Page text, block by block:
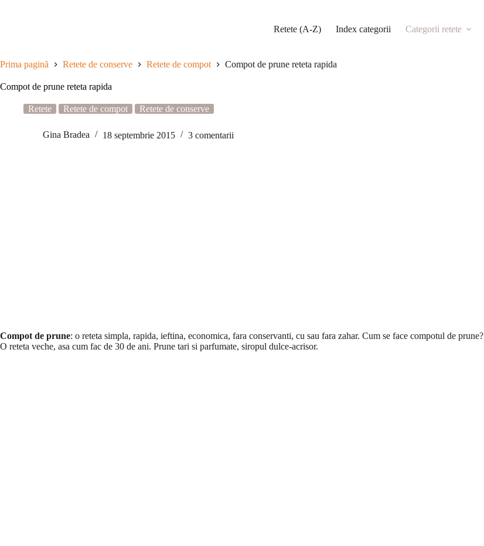
Retete (A-Z) Index categorii Categorii retete
Prima pagină Retete de conserve Retete de compot Compot de prune reteta rapida
Compot de prune reteta rapida
Retete Retete de compot Retete de conserve
Gina Bradea 18 septembrie 2015 3 comentarii
Compot de prune: o reteta simpla, rapida, ieftina, economica, fara conservanti, cu sau fara zahar. Cum se face compotul de prune?
O reteta veche, asa cum fac de 30 de ani. Prune tari si parfumate, siropul dulce-acrisor.